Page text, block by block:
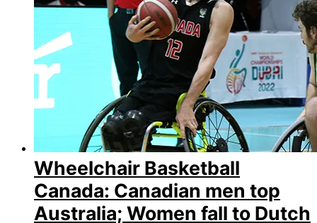
Wheelchair Basketball
Canada: Canadian men top
Australia; Women fall to Dutch